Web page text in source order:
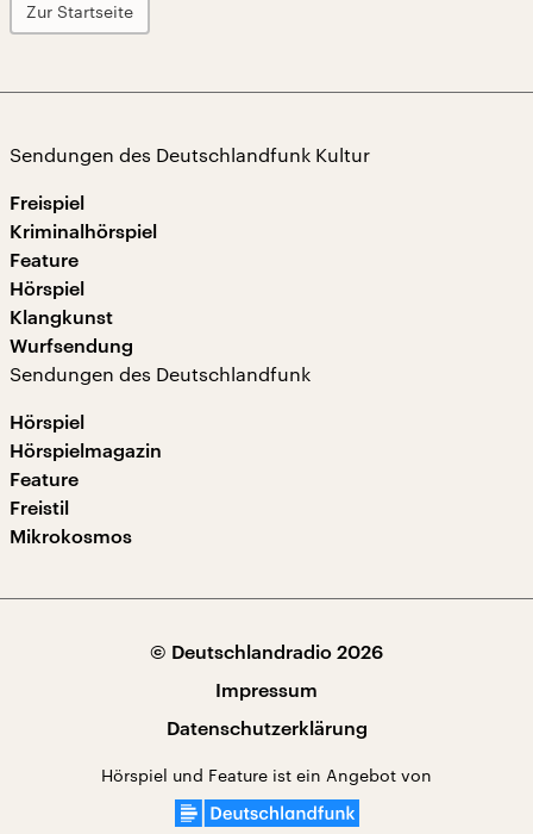
Zur Startseite
Sendungen des Deutschlandfunk Kultur
Freispiel
Kriminalhörspiel
Feature
Hörspiel
Klangkunst
Wurfsendung
Sendungen des Deutschlandfunk
Hörspiel
Hörspielmagazin
Feature
Freistil
Mikrokosmos
© Deutschlandradio 2026
Impressum
Datenschutzerklärung
Hörspiel und Feature ist ein Angebot von